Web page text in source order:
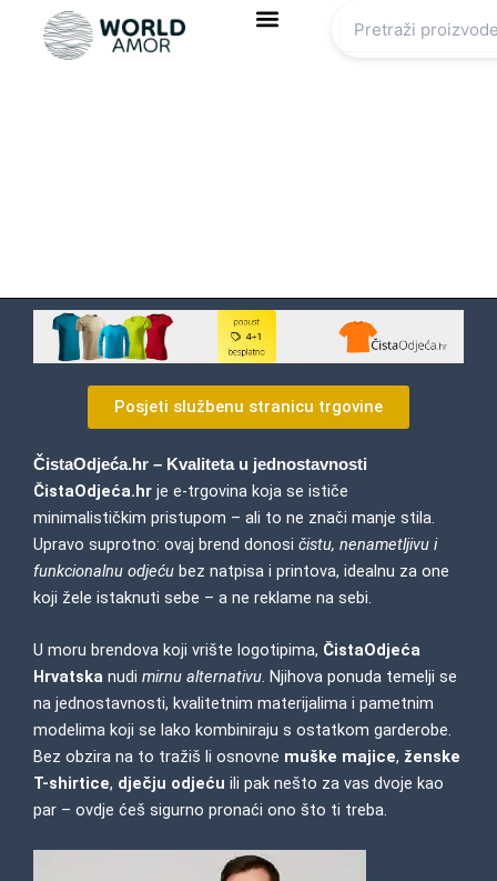
Posjeti službenu stranicu trgovine
ČistaOdjeća.hr – Kvaliteta u jednostavnosti
ČistaOdjeća.hr je e-trgovina koja se ističe
minimalističkim pristupom – ali to ne znači manje stila.
Upravo suprotno: ovaj brend donosi čistu, nenametljivu i
funkcionalnu odjeću bez natpisa i printova, idealnu za one
koji žele istaknuti sebe – a ne reklame na sebi.
U moru brendova koji vrište logotipima, ČistaOdjeća
Hrvatska nudi mirnu alternativu. Njihova ponuda temelji se
na jednostavnosti, kvalitetnim materijalima i pametnim
modelima koji se lako kombiniraju s ostatkom garderobe.
Bez obzira na to tražiš li osnovne muške majice, ženske
T-shirtice, dječju odjeću ili pak nešto za vas dvoje kao
par – ovdje ćeš sigurno pronaći ono što ti treba.